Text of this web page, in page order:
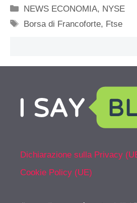
Categorie
NEWS ECONOMIA, NYSE
Tag
Borsa di Francoforte, Ftse
Dichiarazione sulla Privacy
Cookie Policy (UE)